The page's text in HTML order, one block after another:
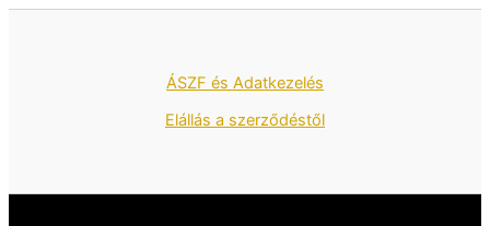
ÁSZF és Adatkezelés
Elállás a szerződéstől